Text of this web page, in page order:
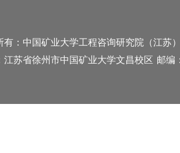
有：中国矿业大学工程咨询研究院（江苏
江苏省徐州市中国矿业大学文昌校区 邮编